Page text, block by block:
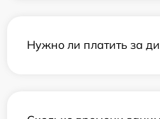
Нужно ли платить за